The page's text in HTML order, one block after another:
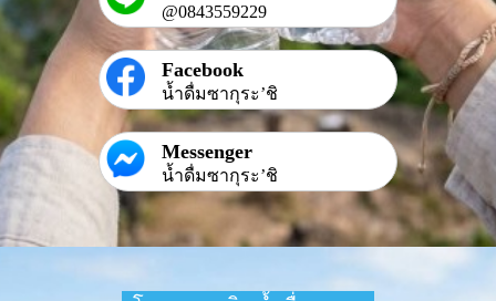
@0843559229
Facebook
น้ำดื่มซากุระ’ชิ
Messenger
น้ำดื่มซากุระ’ชิ